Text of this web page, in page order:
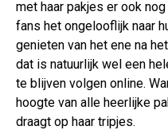
met haar pakjes er ook
fans het ongelooflijk naar
genieten van het ene na
dat is natuurlijk wel een
te blijven volgen online.
hoogte van alle heerlijke
draagt op haar tripjes.